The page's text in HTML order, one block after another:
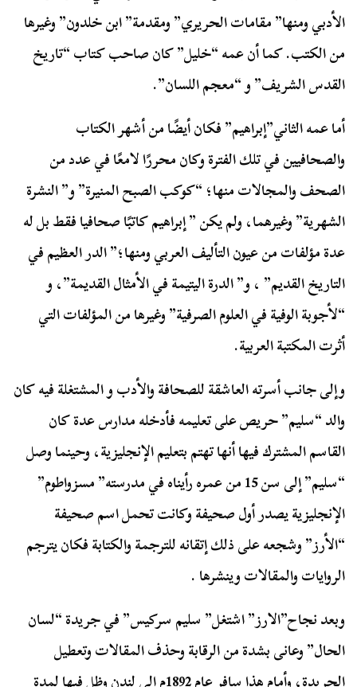
الأدبي ومنها” مقامات الحريري” ومقدمة” ابن خلدون” وغيرها
من الكتب. كما أن عمه “خليل” كان صاحب كتاب “تاريخ
القدس الشريف” و “معجم اللسان”.
أما عمه الثاني”إبراهيم” فكان أيضًا من أشهر الكتاب
والصحافيين في تلك الفترة وكان محررًا لامعًا في عدد من
الصحف والمجالات منها؛ “كوكب الصبح المنيرة” و” النشرة
الشهرية” وغيرهما، ولم يكن ” إبراهيم كاتبًا صحافيا فقط بل له
عدة مؤلفات من عيون التأليف العربي ومنها؛” الدر العظيم في
التاريخ القديم” ، و” الدرة اليتيمة في الأمثال القديمة”، و
“لأجوبة الوفية في العلوم الصرفية” وغيرها من المؤلفات التي
أثرت المكتبة العربية.
وإلى جانب أسرته العاشقة للصحافة والأدب و المشتغلة فيه كان
والد “سليم” حريص على تعليمه فأدخله مدارس عدة كان
القاسم المشترك فيها أنها تهتم بتعليم الإنجليزية، وحينما وصل
“سليم” إلى سن 15 من عمره رأيناه في مدرسته” مسزواطوم”
الإنجليزية يصدر أول صحيفة وكانت تحمل اسم صحيفة
“الأرز” وشجعه على ذلك إتقانه للترجمة والكتابة فكان يترجم
الروايات والمقالات وينشرها .
وبعد نجاح”الارز” اشتغل” سليم سركيس” في جريدة “لسان
الحال” وعانى بشدة من الرقابة وحذف المقالات وتعطيل